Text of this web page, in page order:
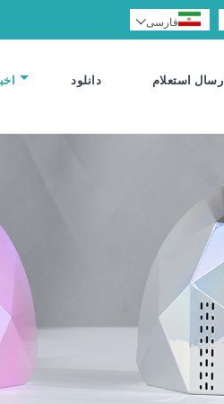
فارسی
دانلود ارسال استعلام